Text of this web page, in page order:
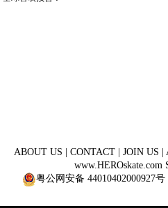
ABOUT US CONTACT JOIN US
www.HEROskate.com
粤公网安备 44010402000927号